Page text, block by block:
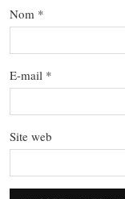
Nom *
E-mail *
Site web